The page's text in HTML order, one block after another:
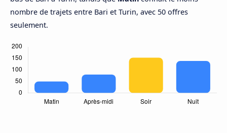
nombre de trajets entre Bari et Turin, avec 50 offres
seulement.